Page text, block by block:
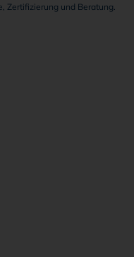
Zertifizierung und Beratung.